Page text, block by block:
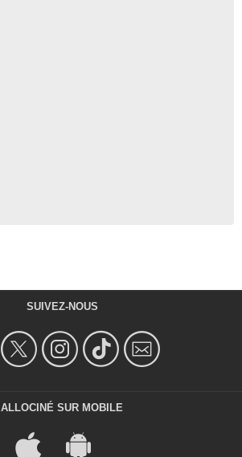
SUIVEZ-NOUS
ALLOCINÉ SUR MOBILE